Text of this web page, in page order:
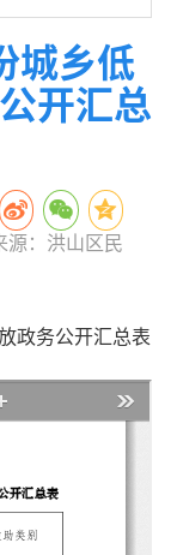
城乡低
开汇总
源：洪山区民
政务公开汇总表